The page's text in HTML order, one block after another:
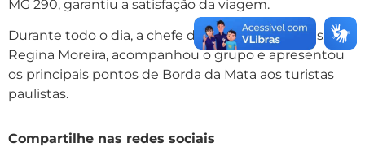
MG 290, garantiu a satisfação da viagem.
Durante todo o dia, a chefe do Setor de Esportes,
Regina Moreira, acompanhou o grupo e apresentou
os principais pontos de Borda da Mata aos turistas
paulistas.
Compartilhe nas redes sociais